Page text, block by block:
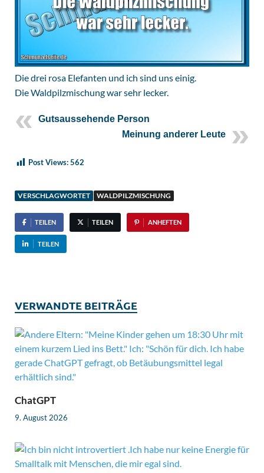
Die drei rosa Elefanten und ich sind uns einig.
Die Waldpilzmischung war sehr lecker.
Gutsaussehende Person
Meinung anderer Leute
Post Views:562
VERSCHLAGWORTET WALDPILZMISCHUNG
TEILEN TEILEN ANHEFTEN
TEILEN
VERWANDTE BEITRÄGE
ChatGPT
9. August 2026